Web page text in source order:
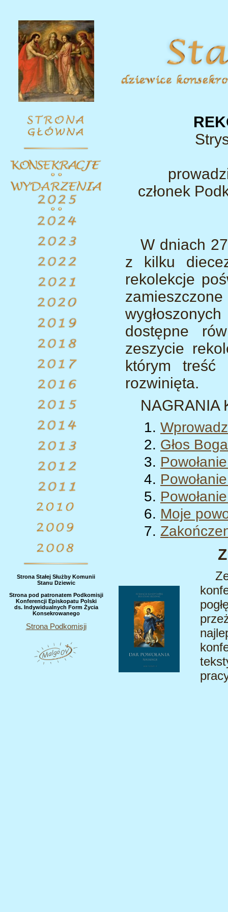
Strona Stałej Służby Komunii
Stanu Dziewic
Strona pod patronatem Podkomisji
Konferencji Episkopatu Polski
ds. Indywidualnych Form Życia
Konsekrowanego
Strona Podkomisji
członek
W dniach
z kilku
rekolekcje
dostępne
zeszycie
którym treść
rozwinięta.
NAGRANIA
Głos
Moje